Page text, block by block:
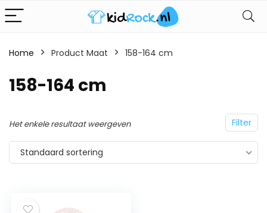
Home Product Maat 158-164 cm
158-164 cm
Filter
Het enkele resultaat weergeven
Standaard sortering